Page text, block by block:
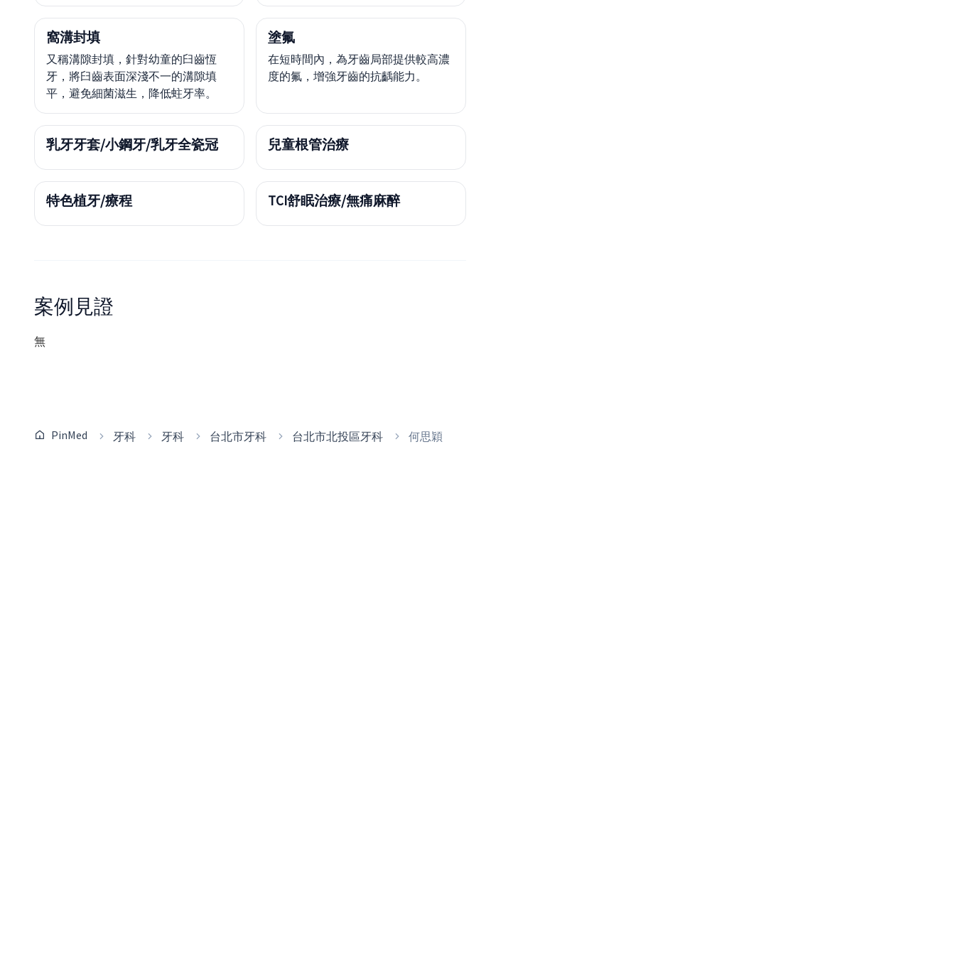
窩溝封填
又稱溝隙封填，針對幼童的臼齒恆
牙，將臼齒表面深淺不一的溝隙填
平，避免細菌滋生，降低蛀牙率。
塗氟
在短時間內，為牙齒局部提供較高濃
度的氟，增強牙齒的抗齲能力。
乳牙牙套/小鋼牙/乳牙全瓷冠 兒童根管治療
特色植牙/療程 TCI舒眠治療/無痛麻醉
案例見證
無
PinMed 牙科 牙科 台北市牙科 台北市北投區牙科 何思穎